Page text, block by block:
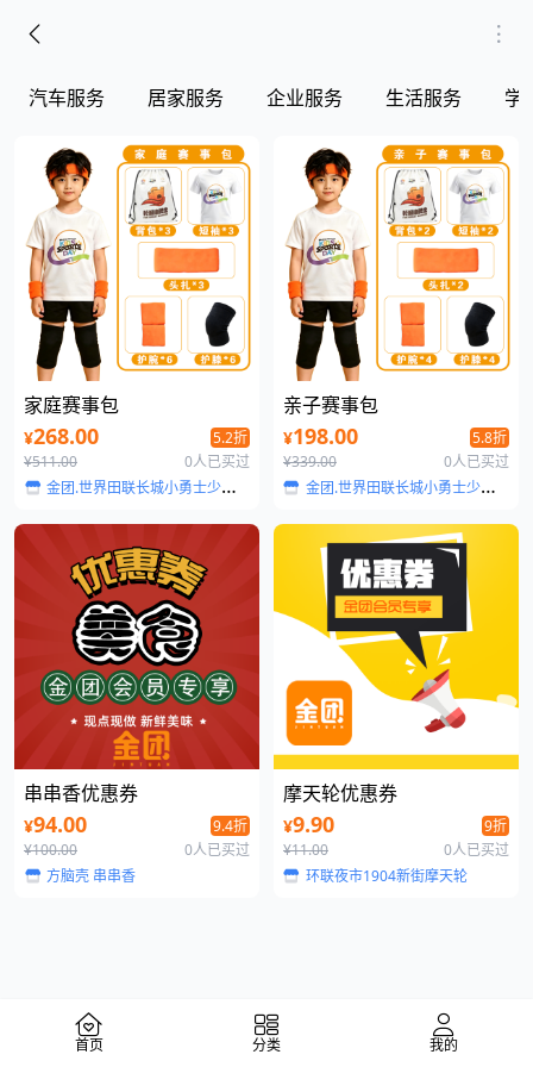
汽车服务 居家服务 企业服务 生活服务 学
家庭赛事包
¥268.00
5.2折
¥511.00
0人已买过
金团.世界田联长城小勇士少儿田径系列赛
亲子赛事包
¥198.00
5.8折
¥339.00
0人已买过
金团.世界田联长城小勇士少儿田径系列赛
串串香优惠券
¥94.00
9.4折
¥100.00
0人已买过
方脑壳 串串香
摩天轮优惠券
¥9.90
9折
¥11.00
0人已买过
环联夜市1904新街摩天轮
首页 分类 我的